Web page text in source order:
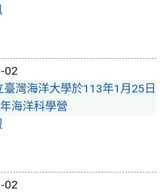
02
臺灣海洋大學於113年1月25日
海洋科學營
02